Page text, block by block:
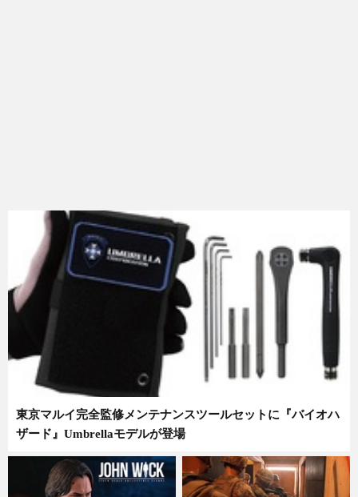
東京マルイ完全監修メンテナンスツールセットに『バイオハ
ザード』Umbrellaモデルが登場